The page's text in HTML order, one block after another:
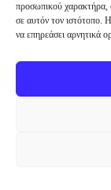
προσωπικού χαρακτήρα,
σε αυτόν τον ιστότοπο.
να επηρεάσει αρνητικά
Κυνηγετική
TK
© Copyright 2012 -